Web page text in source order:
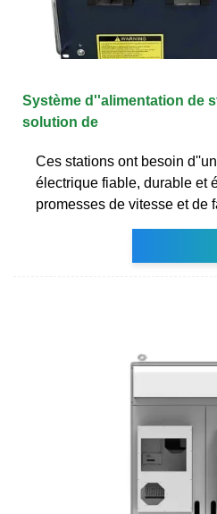
Système d''alimentation de
solution de
Ces stations ont besoin
électrique fiable, durable et
promesses de vitesse et de